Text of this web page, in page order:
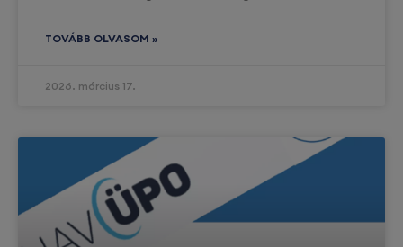
TOVÁBB OLVASOM »
2026. március 17.